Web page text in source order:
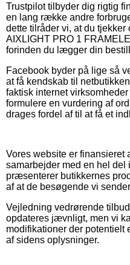
Trustpilot tilbyder dig rigtig
en lang række andre
dette tilråder vi, at du
AIXLIGHT PRO 1
forinden du lægger din
Facebook byder på lige så
at få kendskab til
faktisk internet
formulere en vurdering af
drages fordel af til at få et
Vores website er finansieret
samarbejder med en hel del
præsenterer butikkernes
af at de besøgende vi
Vejledning vedrørende
opdateres jævnligt, men vi
modifikationer der potentielt
af sidens oplysninger.